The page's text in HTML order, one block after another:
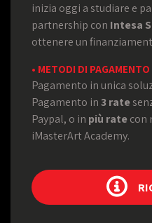
inizia oggi a studiare e
partnership con Intesa
ottenere un
• METODI DI PAGAMENTO
Pagamento in unica
Pagamento in3 rate
Paypal, o in più rate con
iMasterArt Academy.